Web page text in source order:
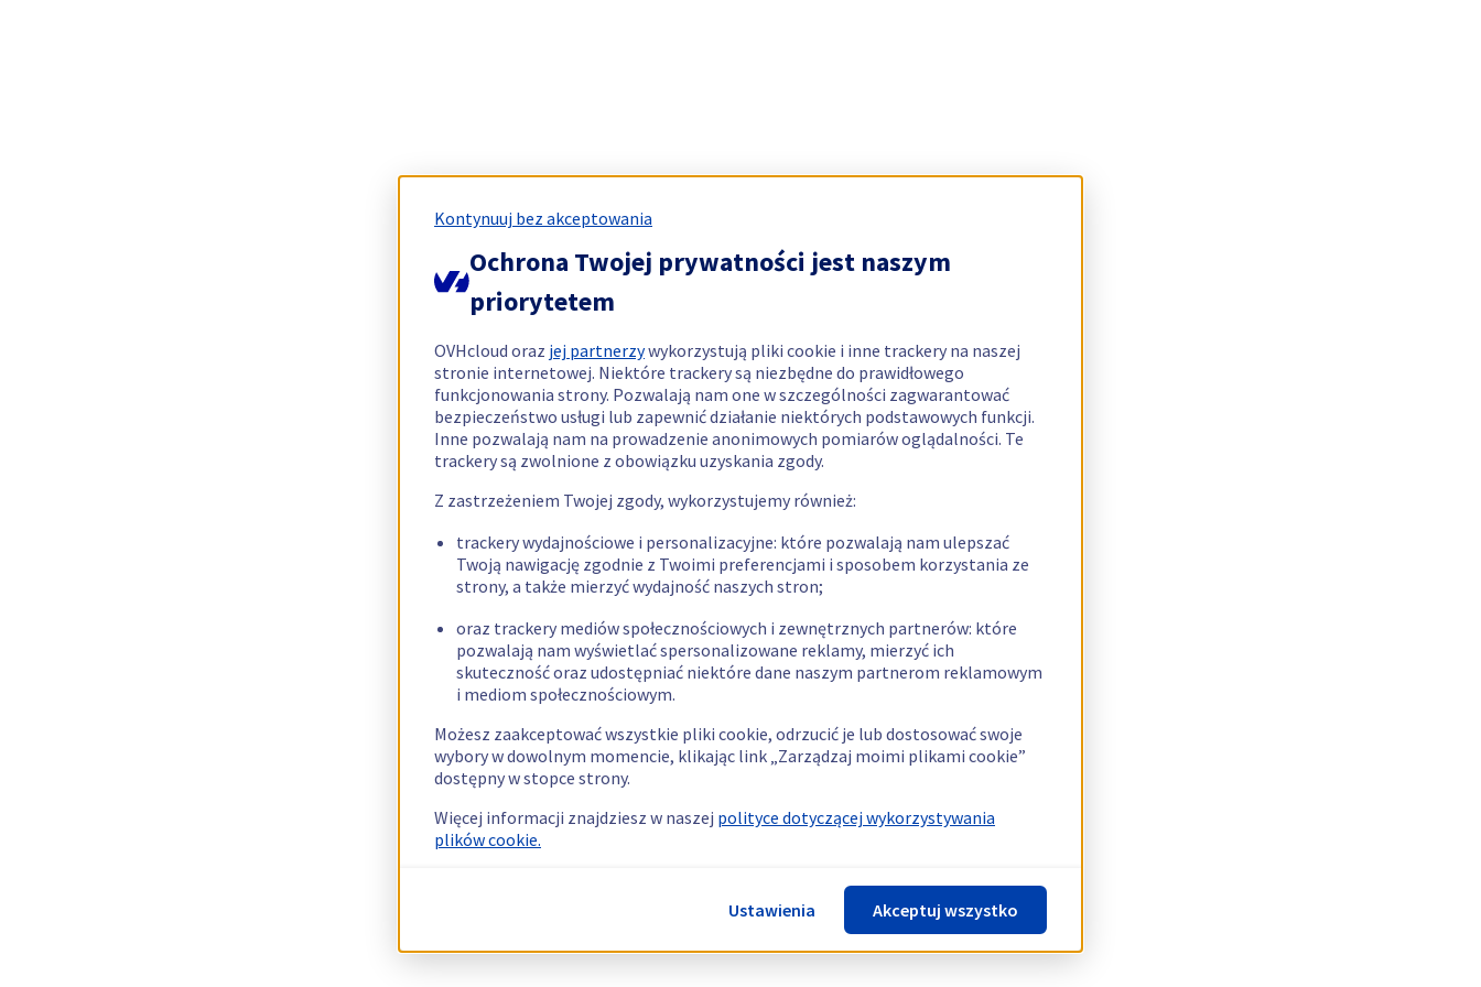
Kontynuuj bez akceptowania
Ochrona Twojej prywatności jest naszym
priorytetem
OVHcloud oraz jej partnerzywykorzystują pliki cookie i inne trackery na naszej
stronie internetowej. Niektóre trackery są niezbędne do prawidłowego
funkcjonowania strony. Pozwalają nam one w szczególności zagwarantować
bezpieczeństwo usługi lub zapewnić działanie niektórych podstawowych funkcji.
Inne pozwalają nam na prowadzenie anonimowych pomiarów oglądalności. Te
trackery są zwolnione z obowiązku uzyskania zgody.
Z zastrzeżeniem Twojej zgody, wykorzystujemy również:
trackery wydajnościowe i personalizacyjne: które pozwalają nam ulepszać
Twoją nawigację zgodnie z Twoimi preferencjami i sposobem korzystania ze
strony, a także mierzyć wydajność naszych stron;
oraz trackery mediów społecznościowych i zewnętrznych partnerów: które
pozwalają nam wyświetlać spersonalizowane reklamy, mierzyć ich
skuteczność oraz udostępniać niektóre dane naszym partnerom reklamowym
i mediom społecznościowym.
Możesz zaakceptować wszystkie pliki cookie, odrzucić je lub dostosować swoje
wybory w dowolnym momencie, klikając link „Zarządzaj moimi plikami cookie”
dostępny w stopce strony.
Więcej informacji znajdziesz w naszej polityce dotyczącej wykorzystywania
plików cookie.
Ustawienia Akceptuj wszystko